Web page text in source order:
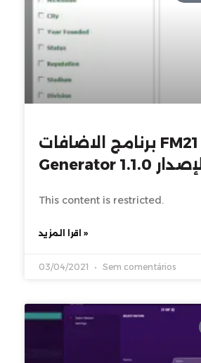
برنامج الاضافات FM21 Editor
Generator الإصدار 1.1.0
This content is restricted.
اقرا المزيد »
03/04/2021 Sem comentários